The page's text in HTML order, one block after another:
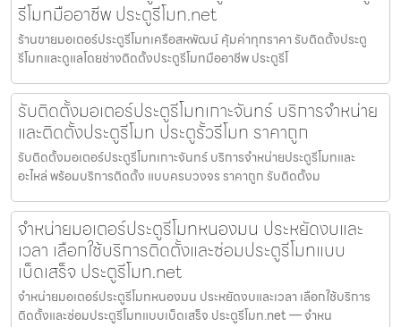
รีโมทมืออาชีพ ประตูรีโมท.net
ร้านขายมอเตอร์ประตูรีโมทเครือสหพัฒน์ คุ้มค่าทุกราคา รับติดตั้งประตู
รีโมทและดูแลโดยช่างติดตั้งประตูรีโมทมืออาชีพ ประตูรีโ
รับติดตั้งมอเตอร์ประตูรีโมทเกาะจันทร์ บริการจำหน่าย
และติดตั้งประตูรีโมท ประตูรั้วรีโมท ราคาถูก
รับติดตั้งมอเตอร์ประตูรีโมทเกาะจันทร์ บริการจำหน่ายประตูรีโมทและ
อะไหล่ พร้อมบริการติดตั้ง แบบครบวงจร ราคาถูก รับติดตั้งม
จำหน่ายมอเตอร์ประตูรีโมทหนองมน ประหยัดงบและ
เวลา เลือกใช้บริการติดตั้งและซ่อมประตูรีโมทแบบ
เบ็ดเสร็จ ประตูรีโมท.net
จำหน่ายมอเตอร์ประตูรีโมทหนองมน ประหยัดงบและเวลา เลือกใช้บริการ
ติดตั้งและซ่อมประตูรีโมทแบบเบ็ดเสร็จ ประตูรีโมท.net — จำหน